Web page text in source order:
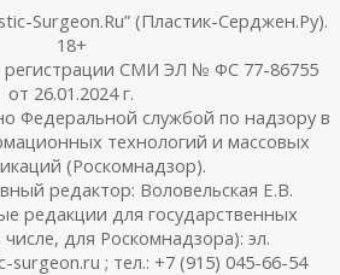
Surgeon.Ru” (Пластик-Серджен.Ру).
18+
регистрации СМИ ЭЛ № ФС 77-86755
от 26.01.2024 г.
Федеральной службой по надзору в
технологий и массовых
(Роскомнадзор).
редактор: Воловельская Е.В.
редакции для государственных
для Роскомнадзора): эл.
surgeon.ru ; тел.: +7 (915) 045-66-54